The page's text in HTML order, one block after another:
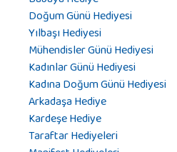
Doğum Günü Hediyesi
Yılbaşı Hediyesi
Mühendisler Günü Hediyesi
Kadınlar Günü Hediyesi
Kadına Doğum Günü Hediyesi
Arkadaşa Hediye
Kardeşe Hediye
Taraftar Hediyeleri